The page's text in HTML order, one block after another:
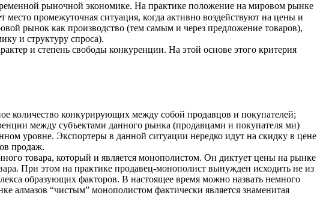
рыночной экономике. На практике положение на мировом рынке
промежуточная ситуация, когда активно воздействуют на цены и
рынок как производство (тем самым и через предложение товаров),
и структуру спроса).
и степень свободы конкуренции. На этой основе этого критерия
количество конкурирующих между собой продавцов и покупателей;
между субъектами данного рынка (продавцами и покупателя ми)
уровне. Экспортеры в данной ситуации нередко идут на скидку в цене
продаж.
товара, который и является монополистом. Он диктует цены на рынке
При этом на практике продавец-монополист вынужден исходить не из
образующих факторов. В настоящее время можно назвать немного
“чистым” монополистом фактически является знаменитая